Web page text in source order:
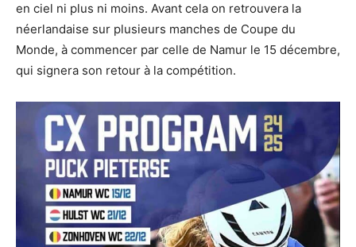
en ciel ni plus ni moins. Avant cela on retrouvera la
néerlandaise sur plusieurs manches de Coupe du
Monde, à commencer par celle de Namur le 15 décembre,
qui signera son retour à la compétition.